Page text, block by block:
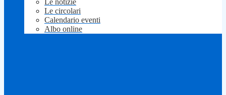
Le notizie
Le circolari
Calendario eventi
Albo online